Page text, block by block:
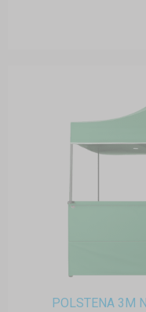
POLSTENA 3M